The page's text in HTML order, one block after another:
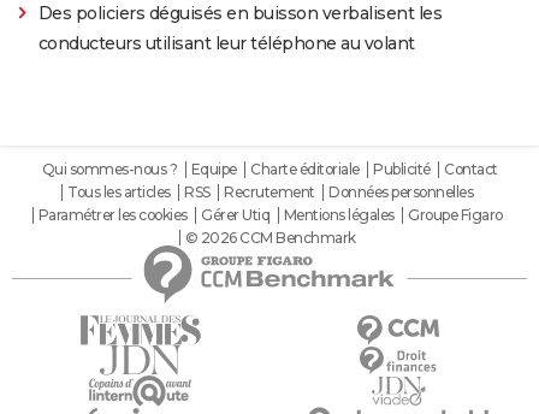
Des policiers déguisés en buisson verbalisent les
conducteurs utilisant leur téléphone au volant
Qui sommes-nous ? Equipe Charte éditoriale Publicité
Contact
Tous les articles
RSS Recrutement
Données personnelles
Paramétrer les cookies
Gérer Utiq Mentions légales
Groupe Figaro
© 2026 CCM Benchmark